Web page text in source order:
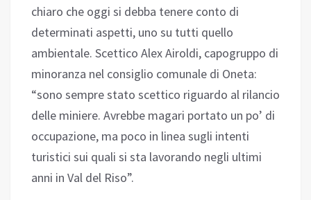
chiaro che oggi si debba tenere conto di
determinati aspetti, uno su tutti quello
ambientale. Scettico Alex Airoldi, capogruppo di
minoranza nel consiglio comunale di Oneta:
“sono sempre stato scettico riguardo al rilancio
delle miniere. Avrebbe magari portato un po’ di
occupazione, ma poco in linea sugli intenti
turistici sui quali si sta lavorando negli ultimi
anni in Val del Riso”.